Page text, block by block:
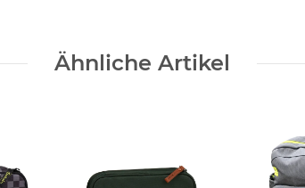
Ähnliche Artikel